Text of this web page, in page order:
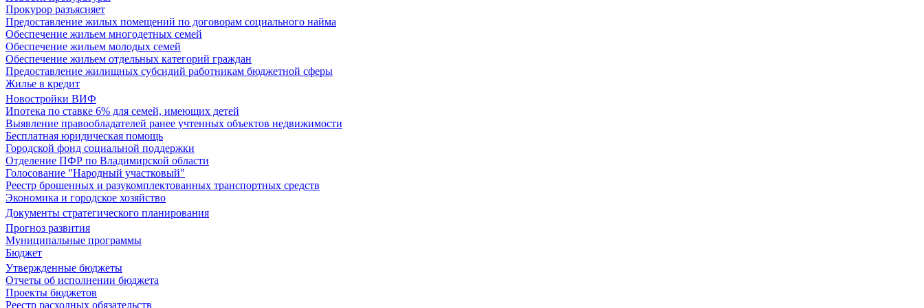
Прокурор разъясняет
Предоставление жилых помещений по договорам социального найма
Обеспечение жильем многодетных семей
Обеспечение жильем молодых семей
Обеспечение жильем отдельных категорий граждан
Предоставление жилищных субсидий работникам бюджетной сферы
Жилье в кредит
Новостройки ВИФ
Ипотека по ставке 6% для семей, имеющих детей
Выявление правообладателей ранее учтенных объектов недвижимости
Бесплатная юридическая помощь
Городской фонд социальной поддержки
Отделение ПФР по Владимирской области
Голосование "Народный участковый"
Реестр брошенных и разукомплектованных транспортных средств
Экономика и городское хозяйство
Документы стратегического планирования
Прогноз развития
Муниципальные программы
Бюджет
Утвержденные бюджеты
Отчеты об исполнении бюджета
Проекты бюджетов
Реестр расходных обязательств